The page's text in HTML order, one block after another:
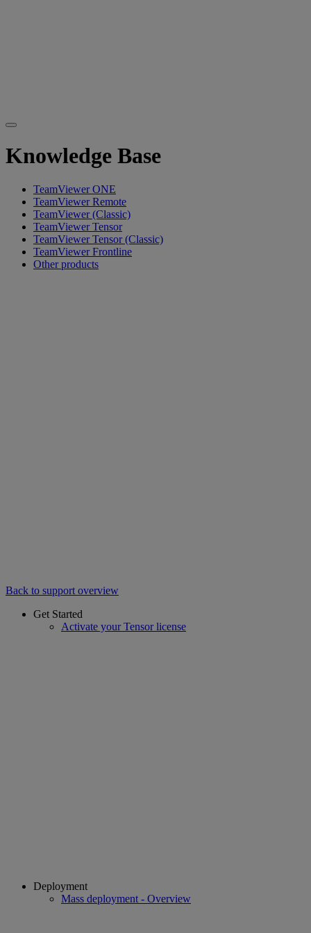
Knowledge Base
TeamViewer ONE
TeamViewer Remote
TeamViewer (Classic)
TeamViewer Tensor
TeamViewer Tensor (Classic)
TeamViewer Frontline
Other products
Back to support overview
Get Started
Activate your Tensor license
Deployment
Mass deployment - Overview